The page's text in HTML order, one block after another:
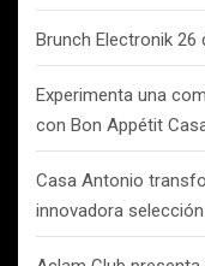
Brunch Electronik 26
Experimenta una
con Bon Appétit
Casa Antonio
innovadora